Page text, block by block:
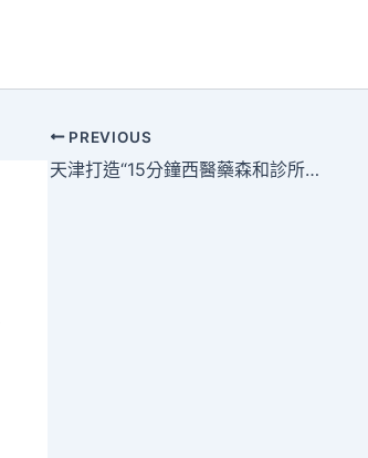
PREVIOUS
天津打造“15分鐘西醫藥森和診所健檢安康圈”